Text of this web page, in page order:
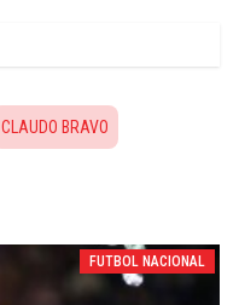
CLAUDO BRAVO
FUTBOL NACIONAL